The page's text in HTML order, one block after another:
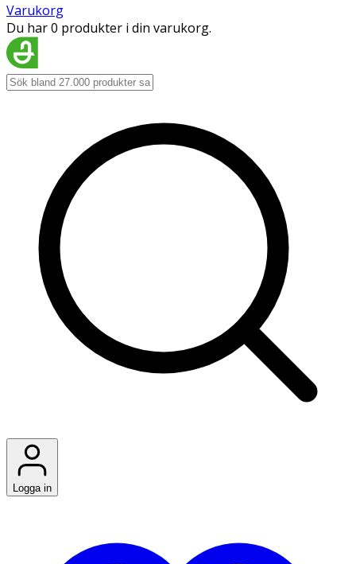
Varukorg
Du har 0 produkter i din varukorg.
Logga in